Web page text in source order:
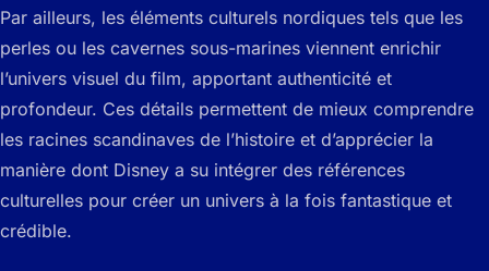
Par ailleurs, les éléments culturels nordiques tels que les
perles ou les cavernes sous-marines viennent enrichir
l’univers visuel du film, apportant authenticité et
profondeur. Ces détails permettent de mieux comprendre
les racines scandinaves de l’histoire et d’apprécier la
manière dont Disney a su intégrer des références
culturelles pour créer un univers à la fois fantastique et
crédible.